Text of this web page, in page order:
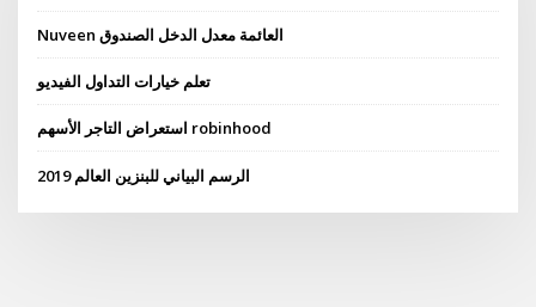
Nuveen العائمة معدل الدخل الصندوق
تعلم خيارات التداول الفيديو
استعراض التاجر الأسهم robinhood
الرسم البياني للبنزين العالم 2019